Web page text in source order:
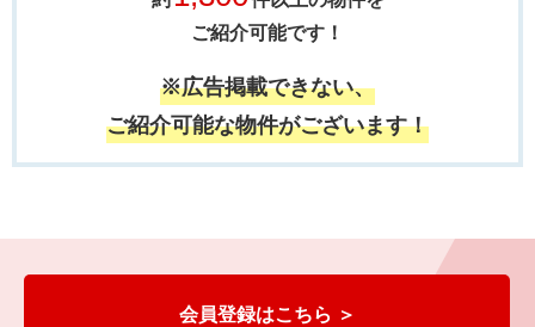
ご紹介可能です！
※広告掲載できない、
ご紹介可能な物件がございます！
会員登録はこちら ＞